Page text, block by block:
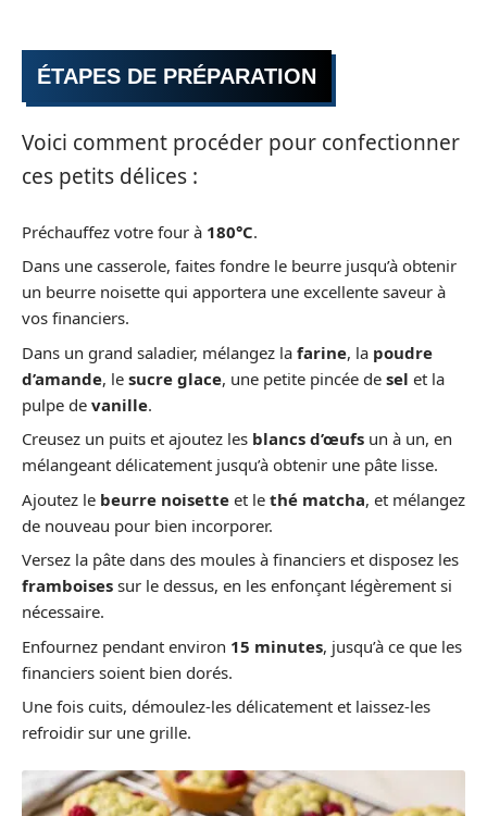
ÉTAPES DE PRÉPARATION
Voici comment procéder pour confectionner
ces petits délices :
Préchauffez votre four à 180°C.
Dans une casserole, faites fondre le beurre jusqu’à obtenir
un beurre noisette qui apportera une excellente saveur à
vos financiers.
Dans un grand saladier, mélangez la farine, la poudre
d’amande, le sucre glace, une petite pincée de sel et la
pulpe de vanille.
Creusez un puits et ajoutez les blancs d’œufs un à un, en
mélangeant délicatement jusqu’à obtenir une pâte lisse.
Ajoutez le beurre noisette et le thé matcha, et mélangez
de nouveau pour bien incorporer.
Versez la pâte dans des moules à financiers et disposez les
framboises sur le dessus, en les enfonçant légèrement si
nécessaire.
Enfournez pendant environ 15 minutes, jusqu’à ce que les
financiers soient bien dorés.
Une fois cuits, démoulez-les délicatement et laissez-les
refroidir sur une grille.